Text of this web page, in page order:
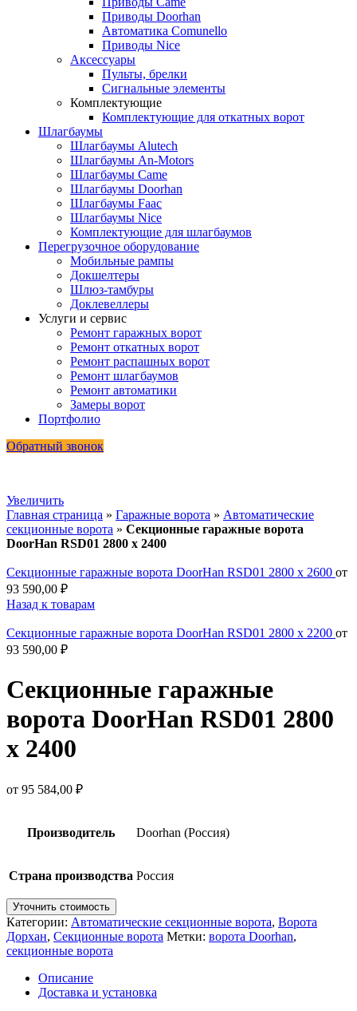
Приводы Doorhan
Автоматика Comunello
Приводы Nice
Аксессуары
Пульты, брелки
Сигнальные элементы
Комплектующие
Комплектующие для откатных ворот
Шлагбаумы
Шлагбаумы Alutech
Шлагбаумы An-Motors
Шлагбаумы Came
Шлагбаумы Doorhan
Шлагбаумы Faac
Шлагбаумы Nice
Комплектующие для шлагбаумов
Перегрузочное оборудование
Мобильные рампы
Докшелтеры
Шлюз-тамбуры
Доклевеллеры
Услуги и сервис
Ремонт гаражных ворот
Ремонт откатных ворот
Ремонт распашных ворот
Ремонт шлагбаумов
Ремонт автоматики
Замеры ворот
Портфолио
Обратный звонок
Увеличить
Главная страница » Гаражные ворота » Автоматические
секционные ворота » Секционные гаражные ворота
DoorHan RSD01 2800 х 2400
Секционные гаражные ворота DoorHan RSD01 2800 х 2600 от
93 590,00 ₽
Назад к товарам
Секционные гаражные ворота DoorHan RSD01 2800 х 2200 от
93 590,00 ₽
Секционные гаражные
ворота DoorHan RSD01 2800
х 2400
от 95 584,00 ₽
Производитель Doorhan (Россия)
Страна производства Россия
Уточнить стоимость
Категории: Автоматические секционные ворота, Ворота
Дорхан, Секционные ворота Метки: ворота Doorhan,
секционные ворота
Описание
Доставка и установка